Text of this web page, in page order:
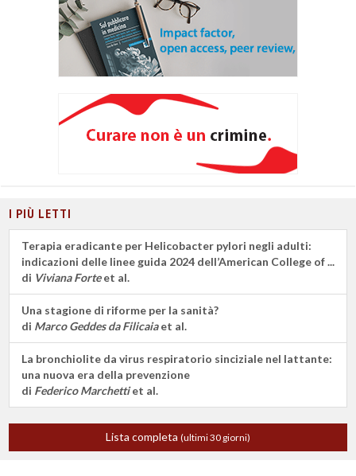
I PIÙ LETTI
Terapia eradicante per Helicobacter pylori negli adulti:
indicazioni delle linee guida 2024 dell’American College of ...
di Viviana Forteet al.
Una stagione di riforme per la sanità?
di Marco Geddes da Filicaiaet al.
La bronchiolite da virus respiratorio sinciziale nel lattante:
una nuova era della prevenzione
di Federico Marchettiet al.
Lista completa (ultimi 30 giorni)